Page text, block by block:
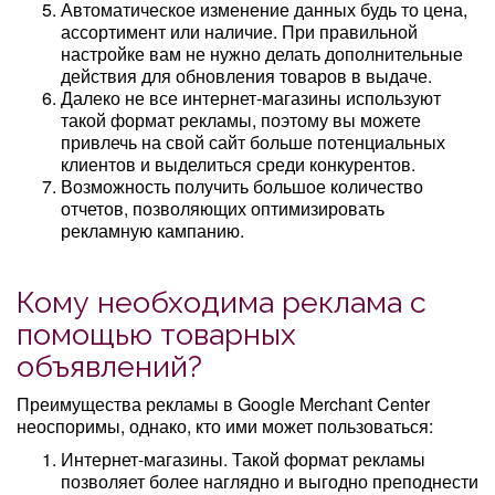
Автоматическое изменение данных будь то цена,
ассортимент или наличие. При правильной
настройке вам не нужно делать дополнительные
действия для обновления товаров в выдаче.
Далеко не все интернет-магазины используют
такой формат рекламы, поэтому вы можете
привлечь на свой сайт больше потенциальных
клиентов и выделиться среди конкурентов.
Возможность получить большое количество
отчетов, позволяющих оптимизировать
рекламную кампанию.
Кому необходима реклама с
помощью товарных
объявлений?
Преимущества рекламы в Google Merchant Center
неоспоримы, однако, кто ими может пользоваться:
Интернет-магазины. Такой формат рекламы
позволяет более наглядно и выгодно преподнести